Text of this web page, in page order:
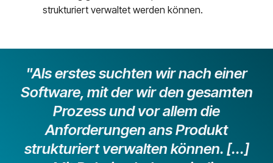
strukturiert verwaltet werden können.
"Als erstes suchten wir nach einer
Software, mit der wir den gesamten
Prozess und vor allem die
Anforderungen ans Produkt
strukturiert verwalten können. [...]